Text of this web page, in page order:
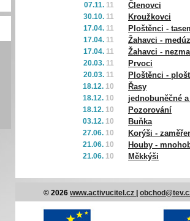
07.11. 11 Členovci
30.10. 11 Kroužkovci
17.04. 11 Ploštěnci -
17.04. 11 Žahavci -
17.04. 11 Žahavci -
20.03. 11 Prvoci
20.03. 11 Ploštěnci -
18.12. 10 Řasy
18.12. 10 jednobuněčné
18.12. 10 Pozorování
03.12. 10 Buňka
27.06. 10 Korýši -
21.06. 10 Houby -
21.06. 10 Měkkýši
© 2026 www.activucitel.cz